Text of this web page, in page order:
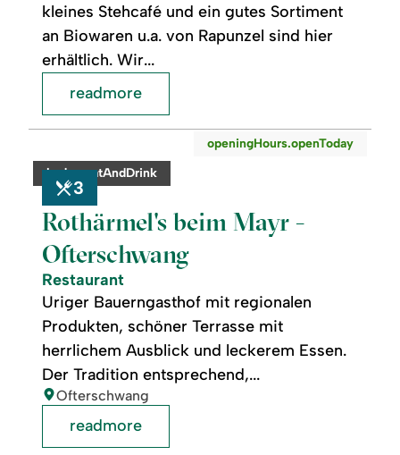
kleines Stehcafé und ein gutes Sortiment
an Biowaren u.a. von Rapunzel sind hier
erhältlich. Wir...
readmore
category:
badge.eatAndDrink
openingHours.openToday
3
Rothärmel's beim Mayr -
Ofterschwang
Restaurant
Uriger Bauerngasthof mit regionalen
Produkten, schöner Terrasse mit
herrlichem Ausblick und leckerem Essen.
Der Tradition entsprechend,...
location:
Ofterschwang
readmore:
beim
Mayr
Ofterschwang
readmore